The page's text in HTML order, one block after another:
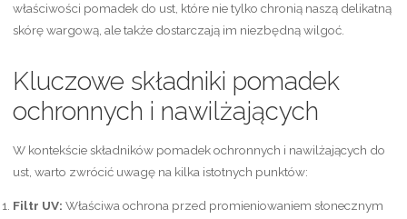
właściwości pomadek do ust, które nie tylko chronią naszą delikatną
skórę wargową, ale także dostarczają im niezbędną wilgoć.
Kluczowe składniki pomadek
ochronnych i nawilżających
W kontekście składników pomadek ochronnych i nawilżających do
ust, warto zwrócić uwagę na kilka istotnych punktów:
Filtr UV: Właściwa ochrona przed promieniowaniem słonecznym